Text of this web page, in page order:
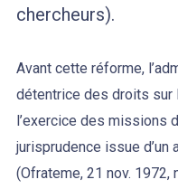
chercheurs).
Avant cette réforme,
détentrice des droits
l’exercice des missions
jurisprudence issue d’un
(Ofrateme, 21 nov. 1972,